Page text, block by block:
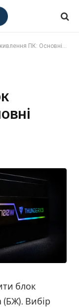
ПК: Основні методи
блок
Вибір